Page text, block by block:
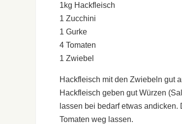
1kg Hackfleisch
1 Zucchini
1 Gurke
4 Tomaten
1 Zwiebel
Hackfleisch mit den Zwiebeln gut
Hackfleisch geben gut Würzen
lassen bei bedarf etwas
Tomaten weg lassen.